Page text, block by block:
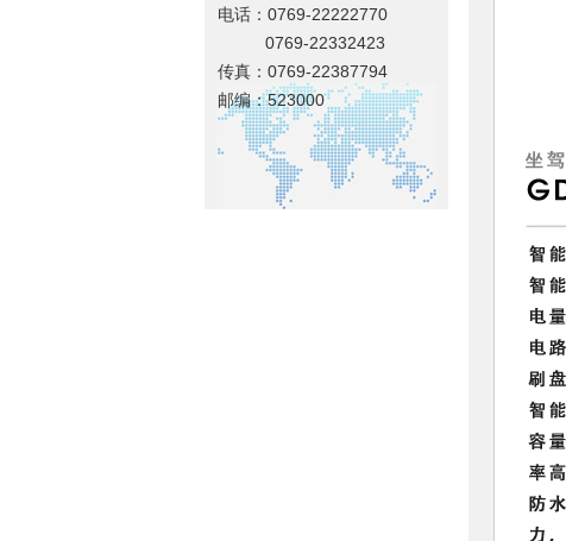
电话：0769-22222770
0769-22332423
传真：0769-22387794
邮编：523000